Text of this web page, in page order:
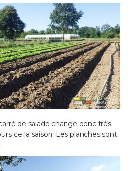
de salade change donc très
de la saison. Les planches sont